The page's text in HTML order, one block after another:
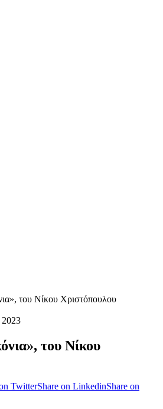
του Νίκου Χριστόπουλου
2023
του Νίκου
TwitterShare on LinkedinShare on